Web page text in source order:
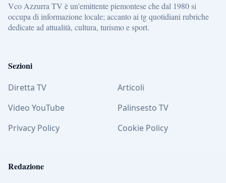
Vco Azzurra TV è un'emittente piemontese che dal 1980 si
occupa di informazione locale; accanto ai tg quotidiani rubriche
dedicate ad attualità, cultura, turismo e sport.
Sezioni
Diretta TV
Articoli
Video YouTube
Palinsesto TV
Privacy Policy
Cookie Policy
Redazione